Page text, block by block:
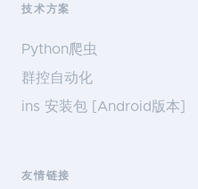
技术方案
Python爬虫
群控自动化
ins 安装包 [Android版本]
友情链接